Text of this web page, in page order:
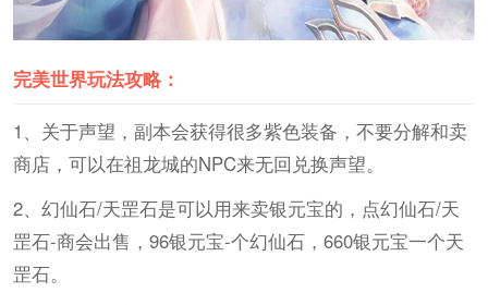
完美世界玩法攻略：
1、关于声望，副本会获得很多紫色装备，不要分解和卖
商店，可以在祖龙城的NPC来无回兑换声望。
2、幻仙石/天罡石是可以用来卖银元宝的，点幻仙石/天
罡石-商会出售，96银元宝-个幻仙石，660银元宝一个天
罡石。